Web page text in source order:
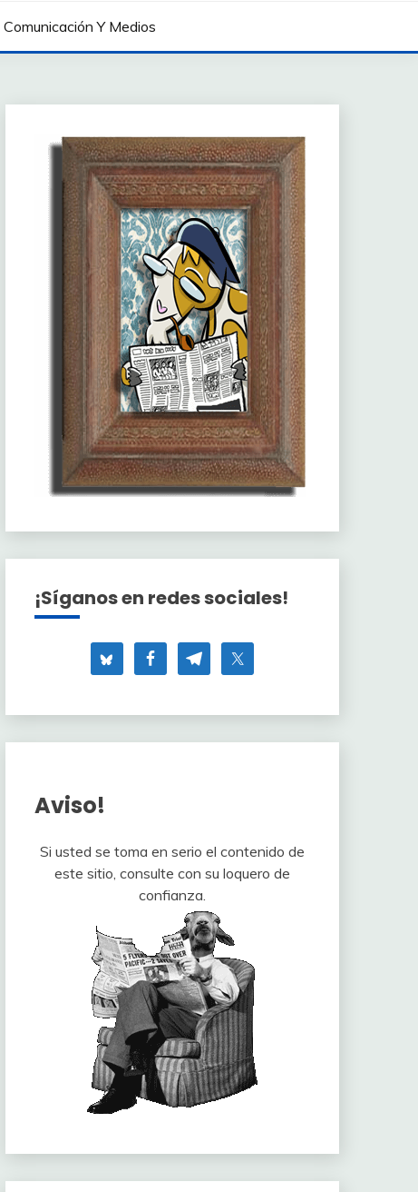
Comunicación Y Medios
¡Síganos en redes sociales!
Aviso!
Si usted se toma en serio el contenido de
este sitio, consulte con su loquero de
confianza.